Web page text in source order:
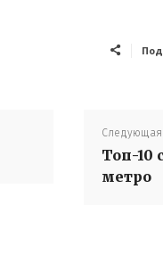
Следующая
Топ-10
метро